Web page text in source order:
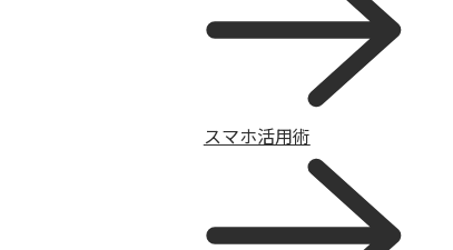
スマホ活用術